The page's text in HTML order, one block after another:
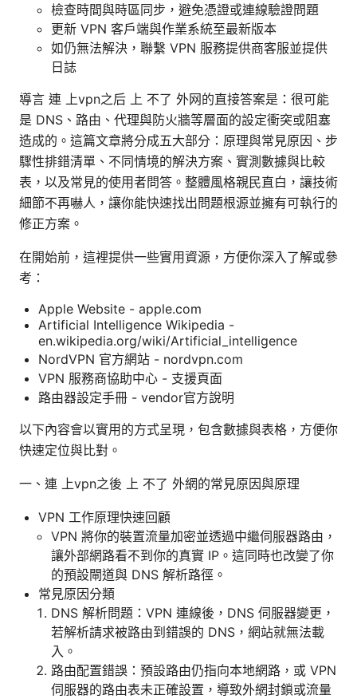
檢查時間與時區同步，避免憑證或連線驗證問題
更新 VPN 客戶端與作業系統至最新版本
如仍無法解決，聯繫 VPN 服務提供商客服並提供
日誌
導言 連 上vpn之后 上 不了 外网的直接答案是：很可能
是 DNS、路由、代理與防火牆等層面的設定衝突或阻塞
造成的。這篇文章將分成五大部分：原理與常見原因、步
驟性排錯清單、不同情境的解決方案、實測數據與比較
表，以及常見的使用者問答。整體風格親民直白，讓技術
細節不再嚇人，讓你能快速找出問題根源並擁有可執行的
修正方案。
在開始前，這裡提供一些實用資源，方便你深入了解或參
考：
Apple Website - apple.com
Artificial Intelligence Wikipedia -
en.wikipedia.org/wiki/Artificial_intelligence
NordVPN 官方網站 - nordvpn.com
VPN 服務商協助中心 - 支援頁面
路由器設定手冊 - vendor官方說明
以下內容會以實用的方式呈現，包含數據與表格，方便你
快速定位與比對。
一、連 上vpn之後 上 不了 外網的常見原因與原理
VPN 工作原理快速回顧
VPN 將你的裝置流量加密並透過中繼伺服器路由，
讓外部網路看不到你的真實 IP。這同時也改變了你
的預設閘道與 DNS 解析路徑。
常見原因分類
DNS 解析問題：VPN 連線後，DNS 伺服器變更，
若解析請求被路由到錯誤的 DNS，網站就無法載
入。
路由配置錯誤：預設路由仍指向本地網路，或 VPN
伺服器的路由表未正確設置，導致外網封鎖或流量